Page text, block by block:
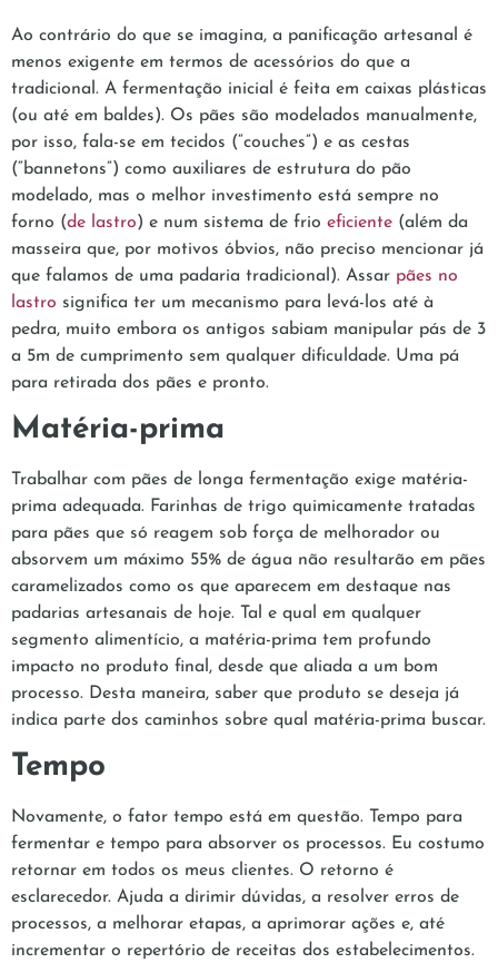
Ao contrário do que se imagina, a panificação artesanal é
menos exigente em termos de acessórios do que a
tradicional. A fermentação inicial é feita em caixas plásticas
(ou até em baldes). Os pães são modelados manualmente,
por isso, fala-se em tecidos (“couches”) e as cestas
(“bannetons”) como auxiliares de estrutura do pão
modelado, mas o melhor investimento está sempre no
forno (de lastro) e num sistema de frio eficiente (além da
masseira que, por motivos óbvios, não preciso mencionar já
que falamos de uma padaria tradicional). Assar pães no
lastro significa ter um mecanismo para levá-los até à
pedra, muito embora os antigos sabiam manipular pás de 3
a 5m de cumprimento sem qualquer dificuldade. Uma pá
para retirada dos pães e pronto.
Matéria-prima
Trabalhar com pães de longa fermentação exige matéria-
prima adequada. Farinhas de trigo quimicamente tratadas
para pães que só reagem sob força de melhorador ou
absorvem um máximo 55% de água não resultarão em pães
caramelizados como os que aparecem em destaque nas
padarias artesanais de hoje. Tal e qual em qualquer
segmento alimentício, a matéria-prima tem profundo
impacto no produto final, desde que aliada a um bom
processo. Desta maneira, saber que produto se deseja já
indica parte dos caminhos sobre qual matéria-prima buscar.
Tempo
Novamente, o fator tempo está em questão. Tempo para
fermentar e tempo para absorver os processos. Eu costumo
retornar em todos os meus clientes. O retorno é
esclarecedor. Ajuda a dirimir dúvidas, a resolver erros de
processos, a melhorar etapas, a aprimorar ações e, até
incrementar o repertório de receitas dos estabelecimentos.